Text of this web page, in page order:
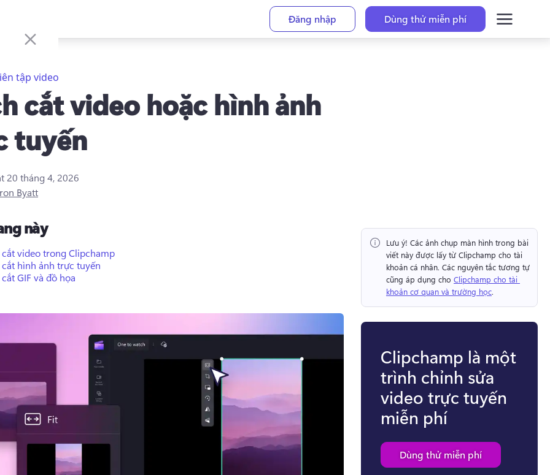
Đăng nhập Dùng thử miễn phí
tập video
cắt video hoặc hình ảnh
tuyến
20 tháng 4, 2026
Byatt
này
cắt video trong Clipchamp
cắt hình ảnh trực tuyến
GIF và đồ họa
Lưu ý! Các ảnh chụp màn hình trong bài
viết này được lấy từ Clipchamp cho tài
khoản cá nhân. Các nguyên tắc tương tự
cũng áp dụng cho Clipchamp cho tài
khoản cơ quan và trường học.
Clipchamp là một
trình chỉnh sửa
video trực tuyến
miễn phí
Dùng thử miễn phí